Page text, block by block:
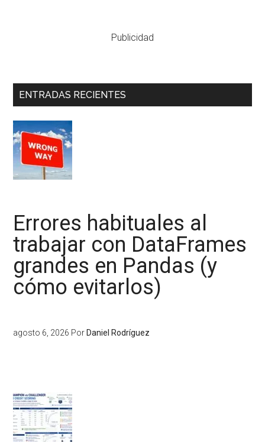
Publicidad
ENTRADAS RECIENTES
Errores habituales al
trabajar con DataFrames
grandes en Pandas (y
cómo evitarlos)
agosto 6, 2026 Por Daniel Rodríguez